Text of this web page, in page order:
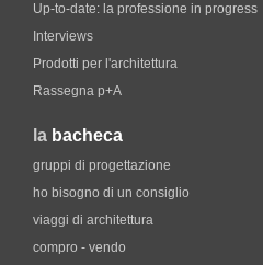
Up-to-date: la professione in progress
Interviews
Prodotti per l'architettura
Rassegna p+A
la bacheca
gruppi di progettazione
ho bisogno di un consiglio
viaggi di architettura
compro - vendo